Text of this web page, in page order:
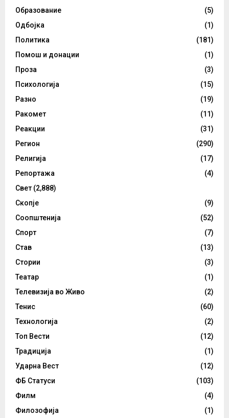
Образование
(5)
Одбојка
(1)
Политика
(181)
Помош и донации
(1)
Проза
(3)
Психологија
(15)
Разно
(19)
Ракомет
(11)
Реакции
(31)
Регион
(290)
Религија
(17)
Репортажа
(4)
Свет (2,888)
Скопје
(9)
Соопштенија
(52)
Спорт
(7)
Став
(13)
Стории
(3)
Театар
(1)
Телевизија во Живо
(2)
Тенис
(60)
Технологија
(2)
Топ Вести
(12)
Традиција
(1)
Ударна Вест
(12)
ФБ Статуси
(103)
Филм
(4)
Филозофија
(1)